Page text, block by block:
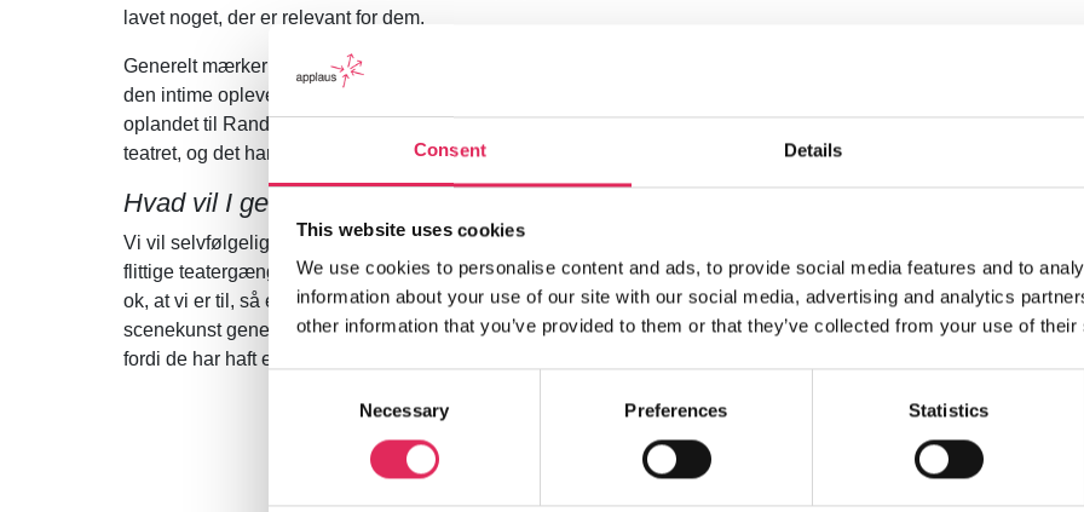
Consent Details
This website uses cookies
We use cookies to personalise content and ads, to provide social media features and to
information about your use of our site with our social media, advertising and analytics
other information that you’ve provided to them or that they’ve collected from your use of
Necessary Preferences Statistics
lavet noget, der er relevant for dem.
Generelt mærker vi en stigende interesse for det smalle i vores kontekst, og samtidig også for
den intime oplevelse og den stærke historie. Og så har vi faktisk stor glæde af at turnere i
oplandet til Randers med vores vinterkabaret. Det har skabt en form for medejerskab til
teatret, og det har vist sig, at der ikke er så langt ind til os, som der har været.
Hvad vil I gerne opnå med jeres indsats med publikumsudvikling?
Vi vil selvfølgelig gerne have endnu flere i teatret. Vi ved godt, at vi ikke kan gøre alle til
flittige teatergængere. Men kan vi så bare få dem, der ikke kommer her til at synes, at det er
ok, at vi er til, så er det også fint. Og så vil vi gerne vække og styrke interessen for
scenekunst generelt. Og kunne vi få publikum til ikke at afskrive scenekunst en gang for alle,
fordi de har haft en enkelt skod-oplevelse, ville det være skønt.